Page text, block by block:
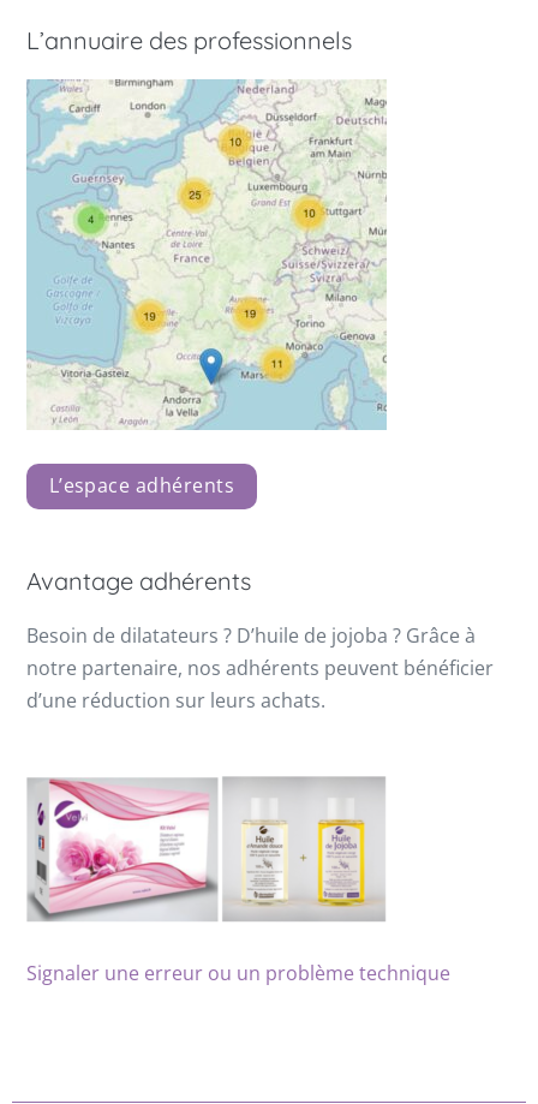
L’annuaire des professionnels
L’espace adhérents
Avantage adhérents
Besoin de dilatateurs ? D’huile de jojoba ? Grâce à
notre partenaire, nos adhérents peuvent bénéficier
d’une réduction sur leurs achats.
Signaler une erreur ou un problème technique